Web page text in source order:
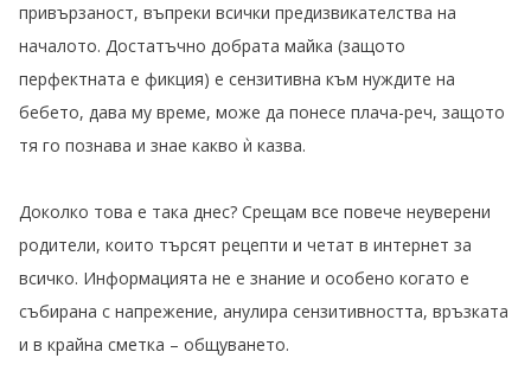
привързаност, въпреки всички предизвикателства на
началото. Достатъчно добрата майка (защото
перфектната е фикция) е сензитивна към нуждите на
бебето, дава му време, може да понесе плача-реч, защото
тя го познава и знае какво ѝ казва.
Доколко това е така днес? Срещам все повече неуверени
родители, които търсят рецепти и четат в интернет за
всичко. Информацията не е знание и особено когато е
събирана с напрежение, анулира сензитивността, връзката
и в крайна сметка – общуването.